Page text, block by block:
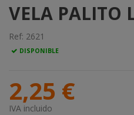
VELA PALITO
Ref: 2621
DISPONIBLE
2,25 €
IVA incluido